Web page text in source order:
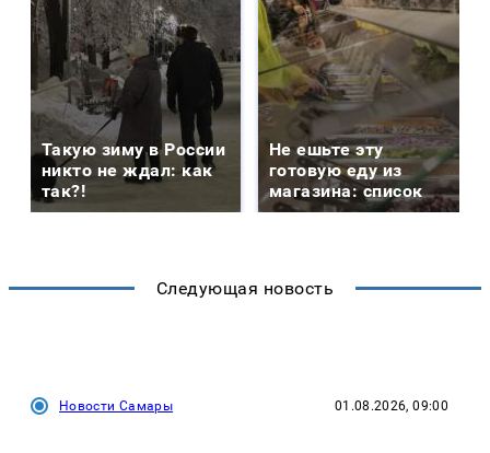
Такую зиму в России
никто не ждал: как
так?!
Не ешьте эту
готовую еду из
магазина: список
Следующая новость
Новости Самары 01.08.2026, 09:00